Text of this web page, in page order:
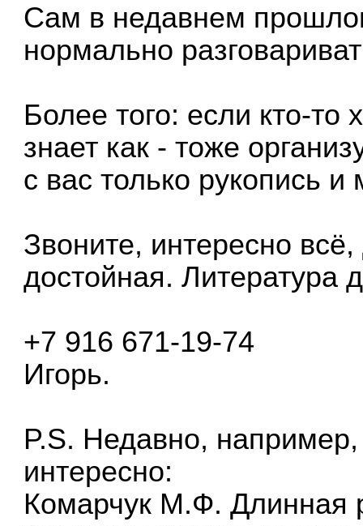
Сам в недавнем
нормально
Более того: если кто-то
знает как - тоже
с вас только рукопись
Звоните, интересно
достойная. Литература
+7 916 671-19-74
Игорь.
P.S. Недавно,
интересно:
Комарчук М.Ф. Длинная